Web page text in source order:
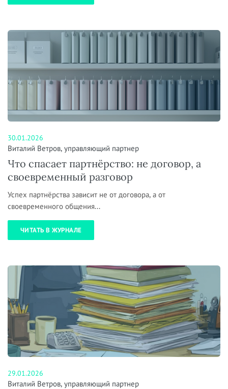
30.01.2026
Виталий Ветров, управляющий партнер
Что спасает партнёрство: не договор, а
своевременный разговор
Успех партнёрства зависит не от договора, а от
своевременного общения...
ЧИТАТЬ В ЖУРНАЛЕ
29.01.2026
Виталий Ветров, управляющий партнер